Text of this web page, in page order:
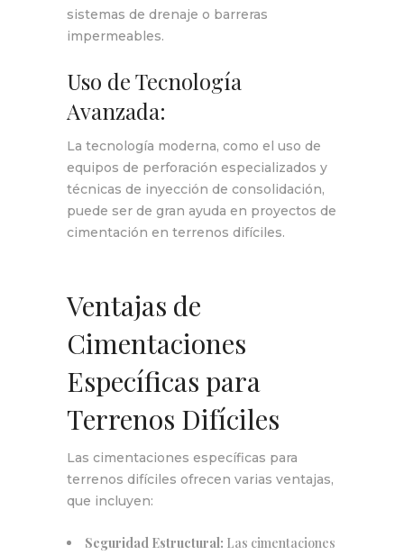
sistemas de drenaje o barreras
impermeables.
Uso de Tecnología
Avanzada:
La tecnología moderna, como el uso de
equipos de perforación especializados y
técnicas de inyección de consolidación,
puede ser de gran ayuda en proyectos de
cimentación en terrenos difíciles.
Ventajas de
Cimentaciones
Específicas para
Terrenos Difíciles
Las cimentaciones específicas para
terrenos difíciles ofrecen varias ventajas,
que incluyen:
Seguridad Estructural: Las cimentaciones